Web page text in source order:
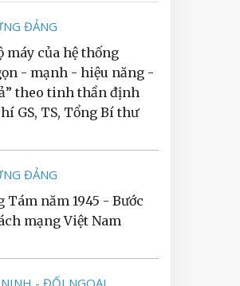
ĐẢNG
máy của hệ thống
- mạnh - hiệu năng -
theo tinh thần định
GS, TS, Tổng Bí thư
ĐẢNG
Tám năm 1945 - Bước
mạng Việt Nam
- ĐỐI NGOẠI